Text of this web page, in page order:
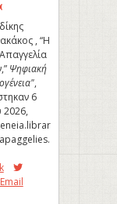
, “Η
Ψηφιακή
,
6
.
Email